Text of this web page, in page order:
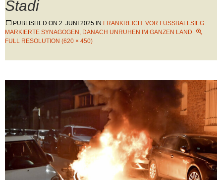
Stadi
PUBLISHED ON 2. JUNI 2025 IN FRANKREICH: VOR FUSSBALLSIEG M
ARKIERTE SYNAGOGEN, DANACH UNRUHEN IM GANZEN LAND
FULL RESOLUTION (620 × 450)